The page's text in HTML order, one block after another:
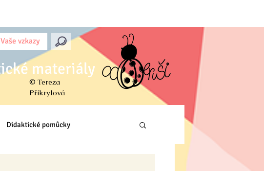
Vaše vzkazy
materiály
© Tereza
Přikrylová
Didaktické pomůcky